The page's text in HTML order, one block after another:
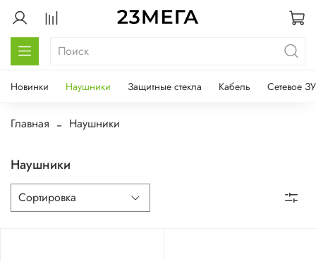
Новинки Наушники Защитные стекла Кабель Сетевое ЗУ
Главная Наушники
Наушники